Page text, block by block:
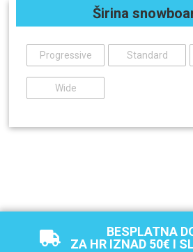
Širina
Progressive Standard
Wide
BESPLATNA
ZA HR IZNAD 50€ I